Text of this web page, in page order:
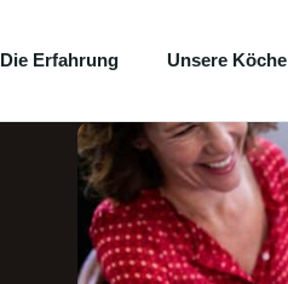
Die Erfahrung Unsere Köche